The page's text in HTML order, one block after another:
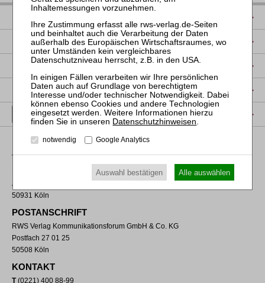
DATENSCHUTZ
NUTZUNGSBESTIMMUNGEN/AGB
PRODUKTSICHERHEIT (GPSR)
VERTRAG WIDERRUFEN
VERLAGSADRESSE
RWS Verlag Kommunikationsforum GmbH & Co. KG
Aachener Straße 222
50931 Köln
POSTANSCHRIFT
RWS Verlag Kommunikationsforum GmbH & Co. KG
Postfach 27 01 25
50508 Köln
KONTAKT
T(0221) 400 88-99
Datenschutzhinweisen
notwendig Google Analytics
Auswahl bestätigen Alle auswählen